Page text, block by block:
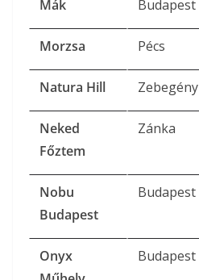
Mák Budapest
Morzsa Pécs
Natura Hill Zebegény
Neked
Főztem
Zánka
Nobu
Budapest
Budapest
Onyx
Budapest